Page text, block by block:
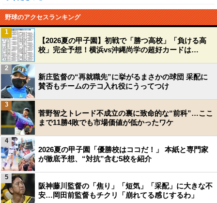
野球のアクセスランキング
【2026夏の甲子園】初戦で「勝つ高校」「負ける高
校」完全予想！横浜vs沖縄尚学の超好カードは…
1
新庄監督の“再就職先”に挙がるまさかの球団 采配に
賛否もチームのテコ入れ役にうってつけ
2
菅野智之トレード不成立の裏に致命的な“前科”…ここ
まで11勝4敗でも市場価値が低かったワケ
3
2026夏の甲子園「優勝校はココだ！」 本紙と専門家
が徹底予想、“対抗”含む5校を紹介
4
阪神藤川監督の「焦り」「短気」「采配」に大きな不
安…岡田前監督もチクリ「崩れてる感じするわ」
5